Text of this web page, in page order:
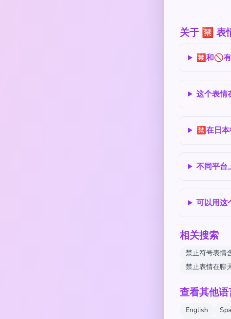
关于 🈲 表
🈲和🚫
这个表情
🈲在日本
不同平台
可以用这
相关搜索
禁止符号表情
禁止表情在聊
查看其他
English